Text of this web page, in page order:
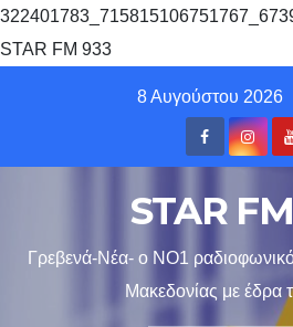
STAR FM 933
8 Αυγούστου 2026
STAR
Γρεβενά-Νέα- ο ΝΟ1
Μακεδονίας με έδρα